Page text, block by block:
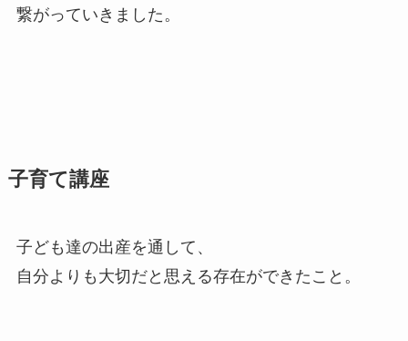
繋がっていきました。
子育て講座
子ども達の出産を通して、
自分よりも大切だと思える存在ができたこと。